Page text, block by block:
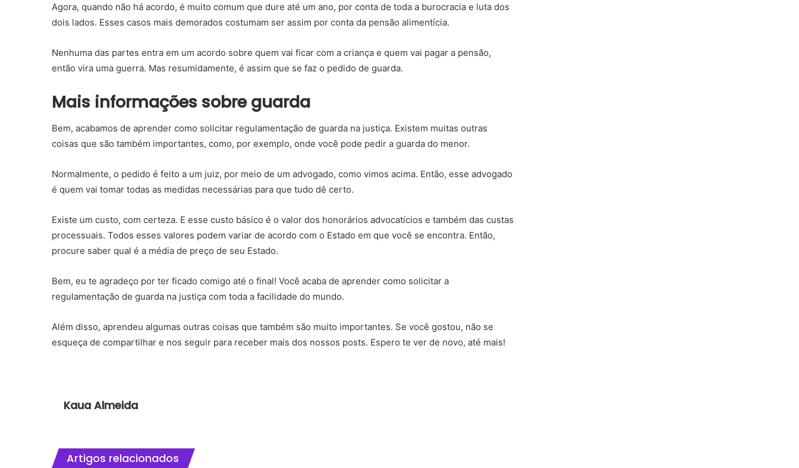
Agora, quando não há acordo, é muito comum que dure até um ano, por conta de toda a burocracia e luta dos
dois lados. Esses casos mais demorados costumam ser assim por conta da pensão alimentícia.
Nenhuma das partes entra em um acordo sobre quem vai ficar com a criança e quem vai pagar a pensão,
então vira uma guerra. Mas resumidamente, é assim que se faz o pedido de guarda.
Mais informações sobre guarda
Bem, acabamos de aprender como solicitar regulamentação de guarda na justiça. Existem muitas outras
coisas que são também importantes, como, por exemplo, onde você pode pedir a guarda do menor.
Normalmente, o pedido é feito a um juiz, por meio de um advogado, como vimos acima. Então, esse advogado
é quem vai tomar todas as medidas necessárias para que tudo dê certo.
Existe um custo, com certeza. E esse custo básico é o valor dos honorários advocatícios e também das custas
processuais. Todos esses valores podem variar de acordo com o Estado em que você se encontra. Então,
procure saber qual é a média de preço de seu Estado.
Bem, eu te agradeço por ter ficado comigo até o final! Você acaba de aprender como solicitar a
regulamentação de guarda na justiça com toda a facilidade do mundo.
Além disso, aprendeu algumas outras coisas que também são muito importantes. Se você gostou, não se
esqueça de compartilhar e nos seguir para receber mais dos nossos posts. Espero te ver de novo, até mais!
Kaua Almeida
Artigos relacionados